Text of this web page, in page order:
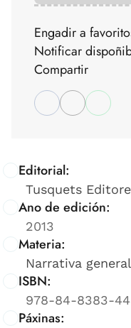
Editorial:
Tusquets
Ano de edición:
2013
Materia:
Narrativa general
ISBN:
978-84-8383-
Páxinas:
Engadir a
Notificar
Compartir